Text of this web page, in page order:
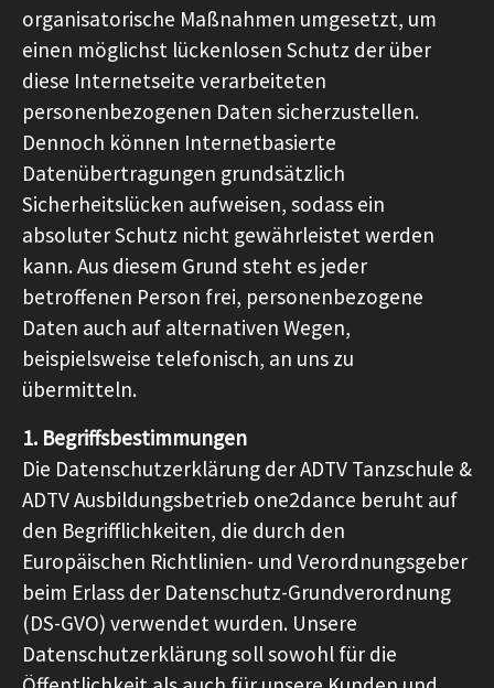
organisatorische Maßnahmen umgesetzt, um
einen möglichst lückenlosen Schutz der über
diese Internetseite verarbeiteten
personenbezogenen Daten sicherzustellen.
Dennoch können Internetbasierte
Datenübertragungen grundsätzlich
Sicherheitslücken aufweisen, sodass ein
absoluter Schutz nicht gewährleistet werden
kann. Aus diesem Grund steht es jeder
betroffenen Person frei, personenbezogene
Daten auch auf alternativen Wegen,
beispielsweise telefonisch, an uns zu
übermitteln.
1. Begriffsbestimmungen
Die Datenschutzerklärung der ADTV Tanzschule &
ADTV Ausbildungsbetrieb one2dance beruht auf
den Begrifflichkeiten, die durch den
Europäischen Richtlinien- und Verordnungsgeber
beim Erlass der Datenschutz-Grundverordnung
(DS-GVO) verwendet wurden. Unsere
Datenschutzerklärung soll sowohl für die